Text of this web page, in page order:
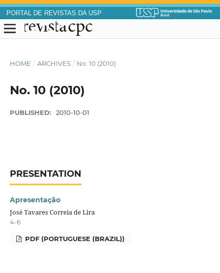
PORTAL DE REVISTAS DA USP
HOME / ARCHIVES / No. 10 (2010)
No. 10 (2010)
PUBLISHED: 2010-10-01
PRESENTATION
Apresentação
José Tavares Correia de Lira
4-6
PDF (PORTUGUESE (BRAZIL))